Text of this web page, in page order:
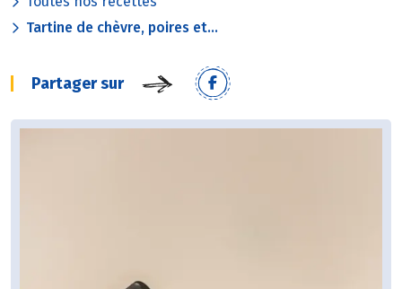
Tartine de chèvre, poires et...
Partager sur